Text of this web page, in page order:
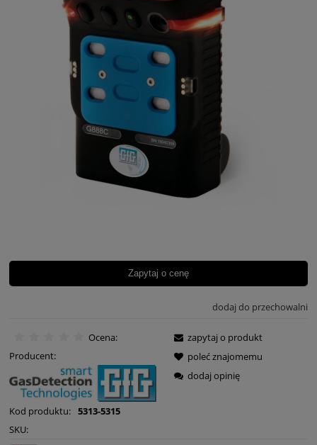
Zapytaj o cenę
dodaj do przechowalni
Ocena:
Producent:
Kod produktu: 5313-5315
SKU:
zapytaj o produkt
poleć znajomemu
dodaj opinię